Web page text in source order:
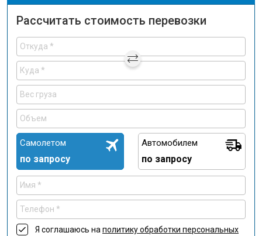
Рассчитать стоимость перевозки
Самолетом
по запросу
Автомобилем
по запросу
Я соглашаюсь наполитику обработки персональных